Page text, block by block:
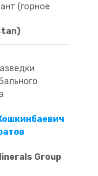
(горное
Group